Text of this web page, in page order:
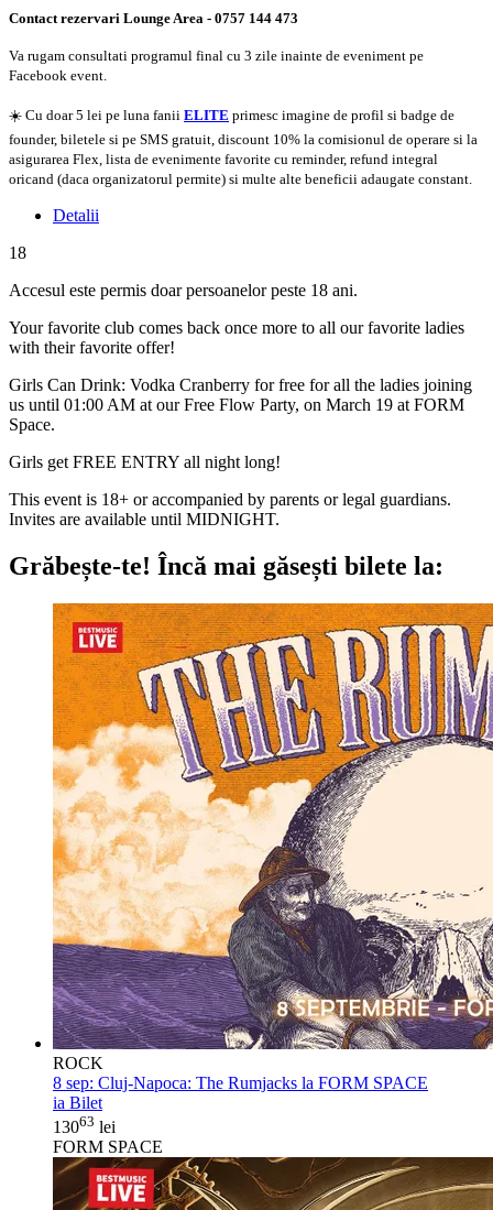
Contact rezervari Lounge Area - 0757 144 473
Va rugam consultati programul final cu 3 zile inainte de eveniment pe
Facebook event.
☀️ Cu doar 5 lei pe luna fanii ELITE primesc imagine de profil si badge de
founder, biletele si pe SMS gratuit, discount 10% la comisionul de operare si la
asigurarea Flex, lista de evenimente favorite cu reminder, refund integral
oricand (daca organizatorul permite) si multe alte beneficii adaugate constant.
Detalii
18
Accesul este permis doar persoanelor peste 18 ani.
Your favorite club comes back once more to all our favorite ladies
with their favorite offer!
Girls Can Drink: Vodka Cranberry for free for all the ladies joining
us until 01:00 AM at our Free Flow Party, on March 19 at FORM
Space.
Girls get FREE ENTRY all night long!
This event is 18+ or accompanied by parents or legal guardians.
Invites are available until MIDNIGHT.
Grăbește-te! Încă mai găsești bilete la:
ROCK
8 sep: Cluj-Napoca: The Rumjacks la FORM SPACE
ia Bilet
13063 lei
FORM SPACE